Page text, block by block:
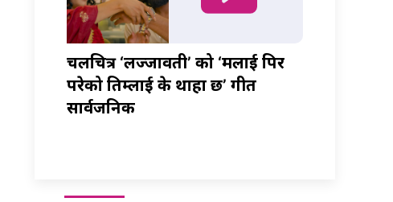
चलचित्र ‘लज्जावती’ को ‘मलाई पिर
परेको तिम्लाई के थाहा छ’ गीत
सार्वजनिक